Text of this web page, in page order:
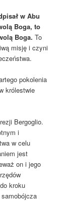
w Abu
Boga, to
Boga. To
misję i czyni
pokolenia
królestwie
Bergoglio.
i
w celu
jest
on i jego
kroku